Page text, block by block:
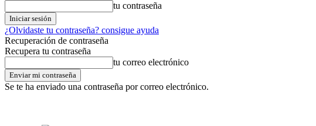
tu contraseña
¿Olvidaste tu contraseña? consigue ayuda
Recuperación de contraseña
Recupera tu contraseña
tu correo electrónico
Se te ha enviado una contraseña por correo electrónico.